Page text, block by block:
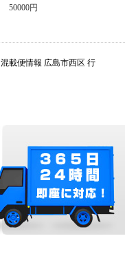
50000円
混載便情報 広島市西区 行